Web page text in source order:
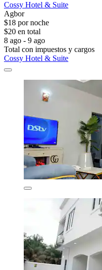
Cossy Hotel & Suite
Agbor
$18 por noche
$20 en total
8 ago - 9 ago
Total con impuestos y cargos
Cossy Hotel & Suite